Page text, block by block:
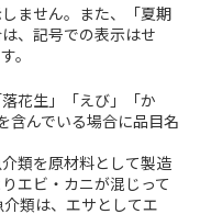
ません。また、「夏期
、記号での表示はせ
。
花生」「えび」「か
含んでいる場合に品目名
類を原材料として製造
エビ・カニが混じって
類は、エサとしてエ